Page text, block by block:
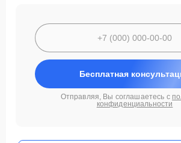
Бесплатная
Отправляя, Вы соглашаетесь с
конфиденциальности